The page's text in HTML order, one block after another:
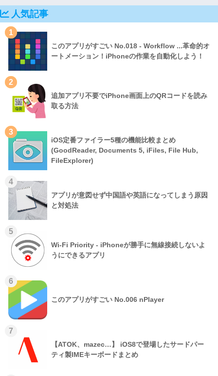
人気記事
1
このアプリがすごい No.018 - Workflow ...革命的オ
ートメーション！iPhoneの作業を自動化しよう！
2
追加アプリ不要でiPhone画面上のQRコードを読み
取る方法
3
iOS定番ファイラー5種の機能比較まとめ
(GoodReader, Documents 5, iFiles, File Hub,
FileExplorer)
4
アプリが意図せず中国語や英語になってしまう原因
と対処法
5
Wi-Fi Priority - iPhoneが勝手に無線接続しないよ
うにできるアプリ
6
このアプリがすごい No.006 nPlayer
7
【ATOK、mazec…】 iOS8で登場したサードパー
ティ製IMEキーボードまとめ